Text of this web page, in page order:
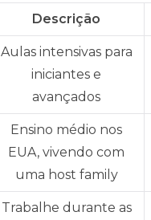
Descrição
Aulas intensivas para
iniciantes e
avançados
Ensino médio nos
EUA, vivendo com
uma host family
Trabalhe durante as